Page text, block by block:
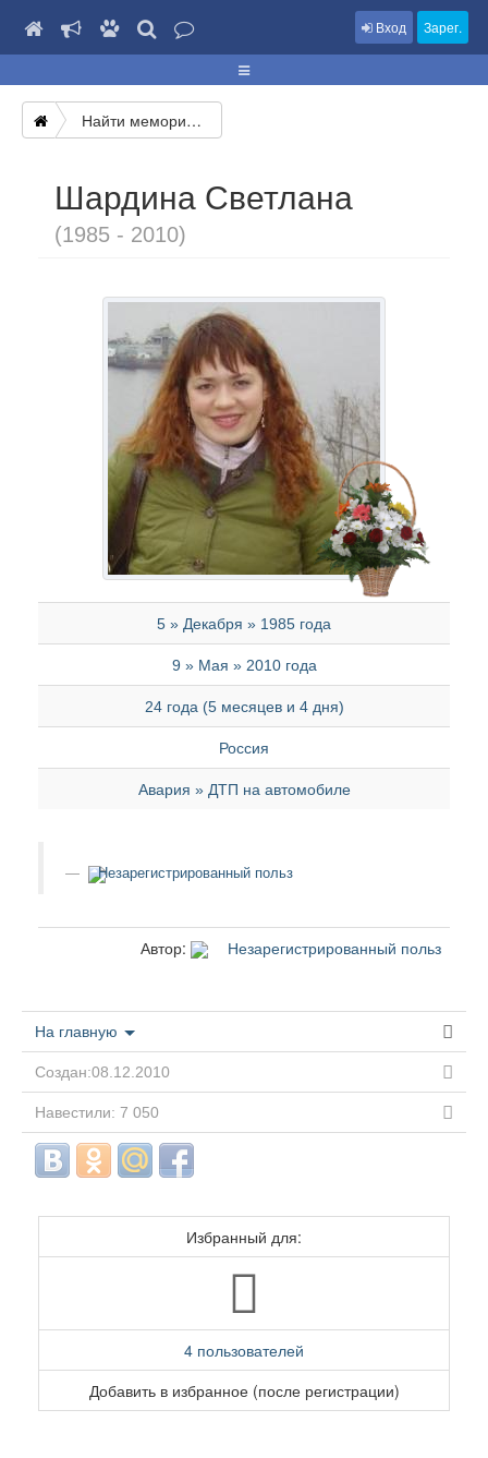
Вход Зарег.
Найти мемориал
Шардина Светлана
(1985 - 2010)
5 » Декабря » 1985 года
9 » Мая » 2010 года
24 года (5 месяцев и 4 дня)
Россия
Авария » ДТП на автомобиле
Незарегистрированный польз
Автор: Незарегистрированный польз
На главную
Создан:08.12.2010
Навестили: 7 050
Избранный для:
4 пользователей
Добавить в избранное (после регистрации)